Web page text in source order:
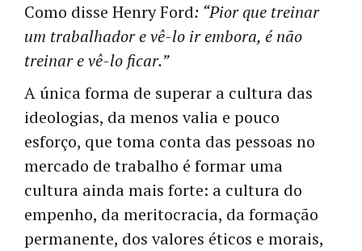
Como disse Henry Ford: “Pior que treinar
um trabalhador e vê-lo ir embora, é não
treinar e vê-lo ficar.”
A única forma de superar a cultura das
ideologias, da menos valia e pouco
esforço, que toma conta das pessoas no
mercado de trabalho é formar uma
cultura ainda mais forte: a cultura do
empenho, da meritocracia, da formação
permanente, dos valores éticos e morais,